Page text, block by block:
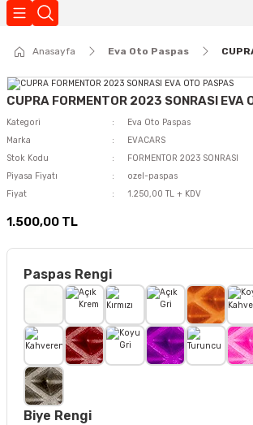
Anasayfa Eva Oto Paspas
CUPRA FORMENTOR 2023 SONRASI EVA
Kategori
Eva Oto Paspas
Marka
EVACARS
Stok Kodu
FORMENTOR 2023 SONRASI
Piyasa Fiyatı
ozel-paspas
Fiyat
1.250,00 TL + KDV
1.500,00 TL
Paspas Rengi
Biye Rengi